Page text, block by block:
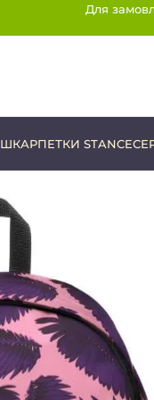
Для
ШКАРПЕТКИ STANCE